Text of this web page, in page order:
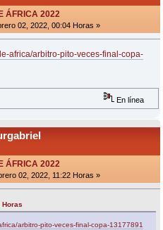
ÁFRICA 2022
02, 2022, 00:04 Horas »
africa/arbitro-pito-veces-final-copa-
En línea
ÁFRICA 2022
02, 2022, 11:22 Horas »
Horas
arbitro-pito-veces-final-copa-13177891